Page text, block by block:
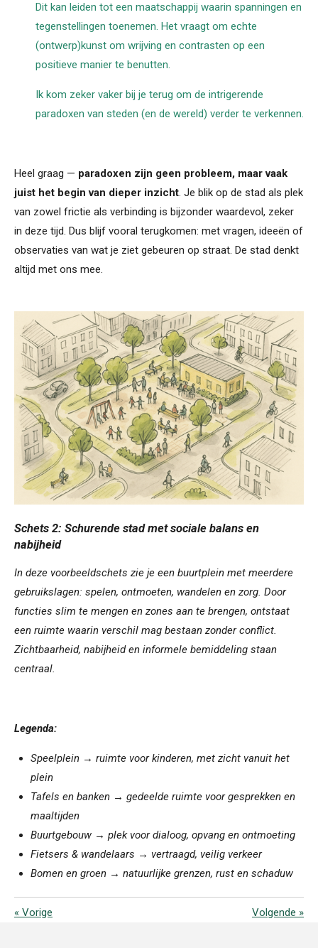
Dit kan leiden tot een maatschappij waarin spanningen en
tegenstellingen toenemen. Het vraagt om echte
(ontwerp)kunst om wrijving en contrasten op een
positieve manier te benutten.
Ik kom zeker vaker bij je terug om de intrigerende
paradoxen van steden (en de wereld) verder te verkennen.
Heel graag — paradoxen zijn geen probleem, maar vaak
juist het begin van dieper inzicht. Je blik op de stad als plek
van zowel frictie als verbinding is bijzonder waardevol, zeker
in deze tijd. Dus blijf vooral terugkomen: met vragen, ideeën of
observaties van wat je ziet gebeuren op straat. De stad denkt
altijd met ons mee.
Schets 2: Schurende stad met sociale balans en
nabijheid
In deze voorbeeldschets zie je een buurtplein met meerdere
gebruikslagen: spelen, ontmoeten, wandelen en zorg. Door
functies slim te mengen en zones aan te brengen, ontstaat
een ruimte waarin verschil mag bestaan zonder conflict.
Zichtbaarheid, nabijheid en informele bemiddeling staan
centraal.
Legenda:
Speelplein → ruimte voor kinderen, met zicht vanuit het
plein
Tafels en banken → gedeelde ruimte voor gesprekken en
maaltijden
Buurtgebouw → plek voor dialoog, opvang en ontmoeting
Fietsers & wandelaars → vertraagd, veilig verkeer
Bomen en groen → natuurlijke grenzen, rust en schaduw
« Vorige Volgende »